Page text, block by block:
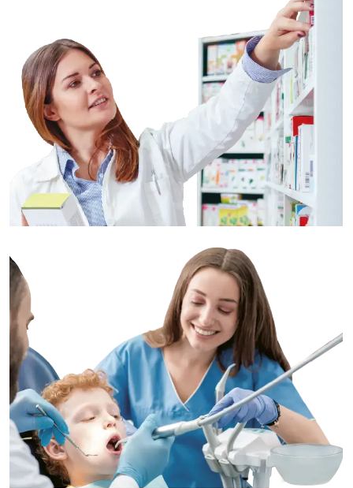
FP FARMÀCIA I PARAFARMÀCIA –
GIRONA PRESENCIAL
FP HIGIENE BUCODENTAL –
GIRONA PRESENCIAL